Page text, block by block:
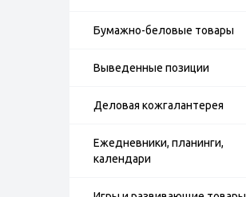
Бумажно-беловые товары
Выведенные позиции
Деловая кожгалантерея
Ежедневники, планинги,
календари